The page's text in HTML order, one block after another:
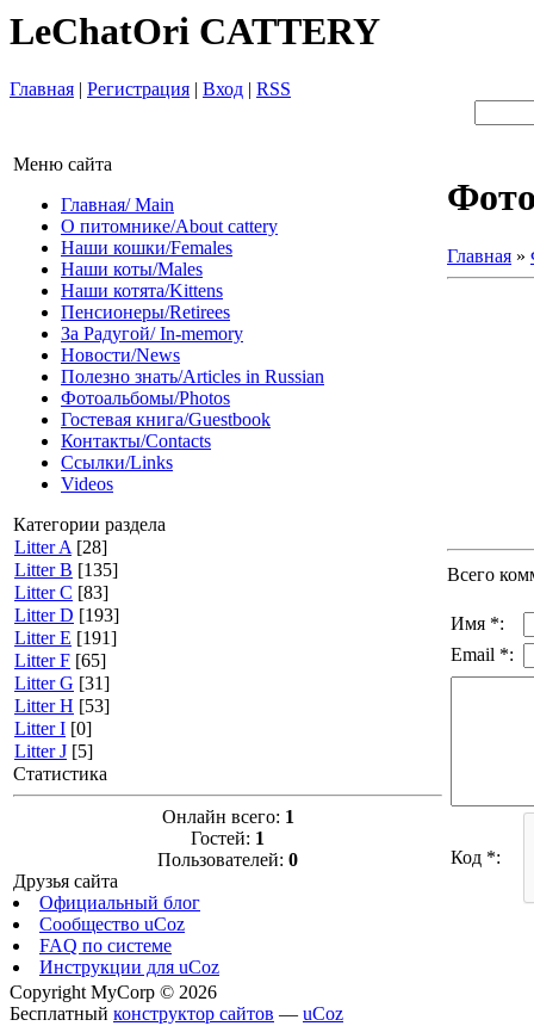
LeChatOri CATTERY
Главная | Регистрация | Вход | RSS
Меню сайта
Главная/ Main
О питомнике/About cattery
Наши кошки/Females
Наши коты/Males
Наши котята/Kittens
Пенсионеры/Retirees
За Радугой/ In-memory
Новости/News
Полезно знать/Articles in Russian
Фотоальбомы/Photos
Гостевая книга/Guestbook
Контакты/Contacts
Ссылки/Links
Videos
Категории раздела
Litter A [28]
Litter B [135]
Litter C [83]
Litter D [193]
Litter E [191]
Litter F [65]
Litter G [31]
Litter H [53]
Litter I [0]
Litter J [5]
Статистика
Онлайн всего: 1
Гостей: 1
Пользователей: 0
Друзья сайта
Официальный блог
Сообщество uCoz
FAQ по системе
Инструкции для uCoz
Главная »
Всего
Имя *:
Email *:
Код *:
Copyright MyCorp © 2026
Бесплатный конструктор сайтов — uCoz